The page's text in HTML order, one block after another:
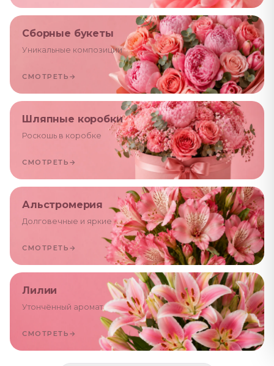
Сборные букеты
Уникальные композиции
СМОТРЕТЬ →
Шляпные коробки
Роскошь в коробке
СМОТРЕТЬ →
Альстромерия
Долговечные и яркие
СМОТРЕТЬ →
Лилии
Утончённый аромат
СМОТРЕТЬ →